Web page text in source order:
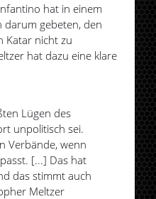
hat in einem
darum gebeten, den
Katar nicht zu
hat dazu eine klare
Lügen des
unpolitisch sei.
Verbände, wenn
[...] Das hat
das stimmt auch
Meltzer